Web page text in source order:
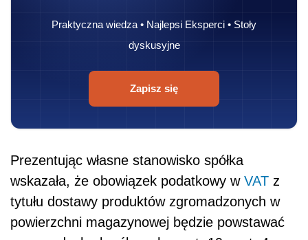
Praktyczna wiedza • Najlepsi Eksperci • Stoły
dyskusyjne
Zapisz się
Prezentując własne stanowisko spółka
wskazała, że obowiązek podatkowy w VAT z
tytułu dostawy produktów zgromadzonych w
powierzchni magazynowej będzie powstawać